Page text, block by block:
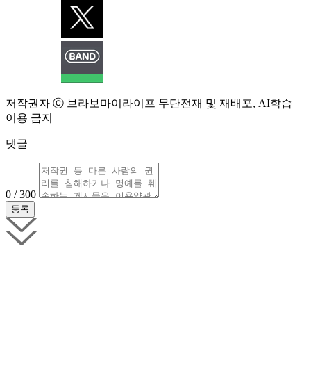
저작권자 ⓒ 브라보마이라이프 무단전재 및 재배포, AI학습
이용 금지
댓글
0 / 300